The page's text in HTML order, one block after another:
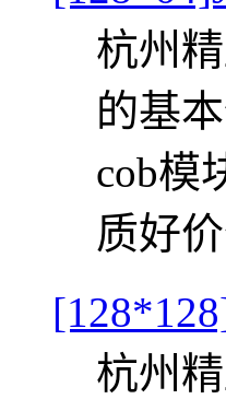
杭州
的基
cob模
质好
杭州